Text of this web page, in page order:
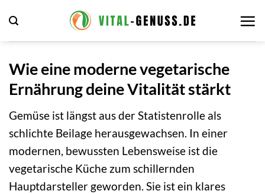
Inhalt
springen
Wie eine moderne vegetarische
Ernährung deine Vitalität stärkt
Gemüse ist längst aus der Statistenrolle als
schlichte Beilage herausgewachsen. In einer
modernen, bewussten Lebensweise ist die
vegetarische Küche zum schillernden
Hauptdarsteller geworden. Sie ist ein klares